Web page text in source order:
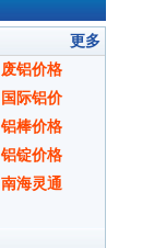
更多
废铝价格
国际铝价
铝棒价格
铝锭价格
南海灵通